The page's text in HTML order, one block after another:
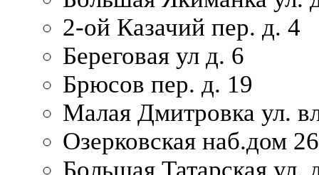
2-ой Казачий пер. д. 4
Береговая ул д. 6
Брюсов пер. д. 19
Малая Дмитровка ул.
Озерковская наб.дом 26